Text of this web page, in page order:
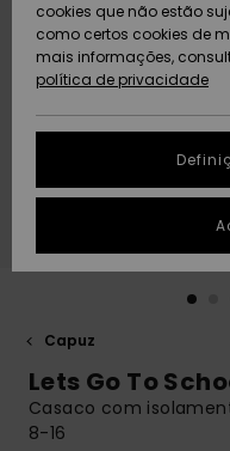
AJUDA
SUSTAINABILITY
PRESENTE
DESEJO
Capuz
Lets Go To
Casaco com
8-16
cookies que não estão
como certos cookies de
mais informações,
política de privacidade